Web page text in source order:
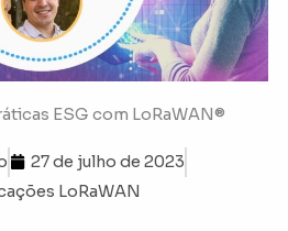
ESG com LoRaWAN®
27 de julho de 2023
LoRaWAN